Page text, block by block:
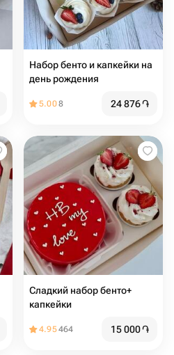
Набор бенто и капкейки на
день рождения
5.008 24 876֏
Сладкий набор бенто+
капкейки
4.95464 15 000֏